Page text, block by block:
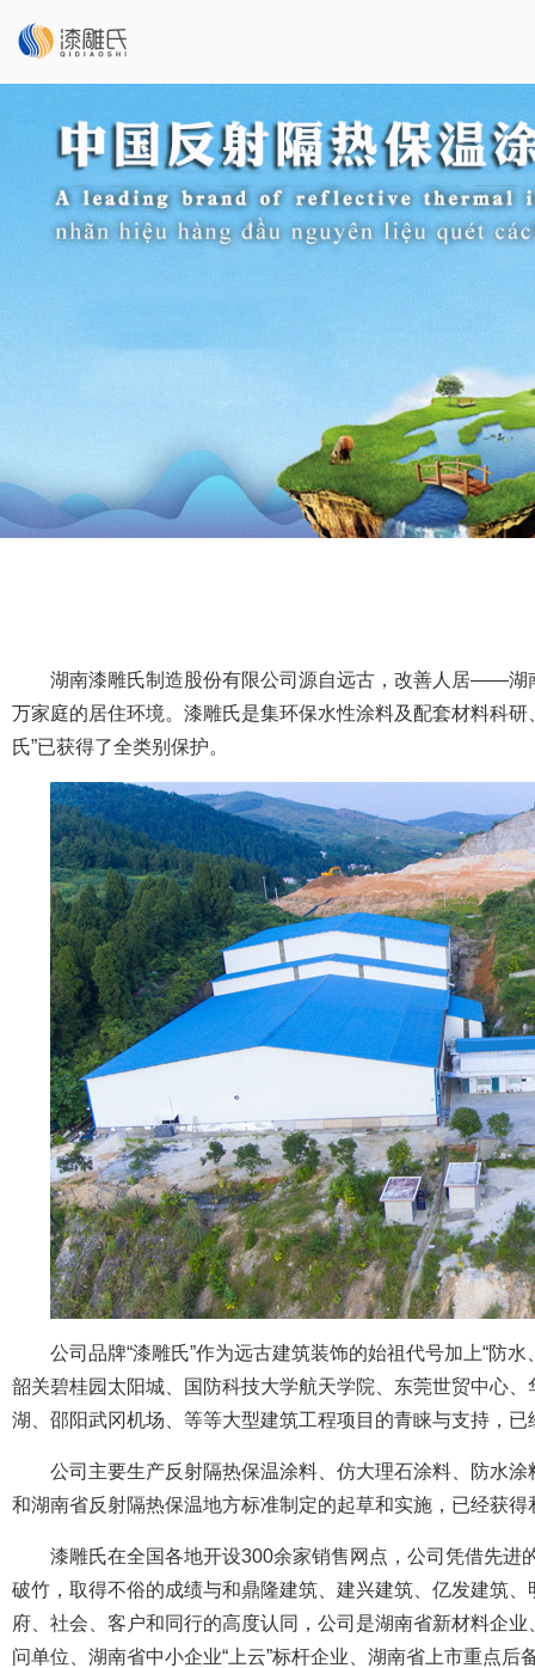
湖南漆雕氏制造股份有限公司源自远古，改善人居——湖
万家庭的居住环境。漆雕氏是集环保水性涂料及配套材料科
氏”已获得了全类别保护。
公司品牌“漆雕氏”作为远古建筑装饰的始祖代号加上“防
韶关碧桂园太阳城、国防科技大学航天学院、东莞世贸中心
湖、邵阳武冈机场、等等大型建筑工程项目的青睐与支持，
公司主要生产反射隔热保温涂料、仿大理石涂料、防水
和湖南省反射隔热保温地方标准制定的起草和实施，已经获
漆雕氏在全国各地开设300余家销售网点，公司凭借先
破竹，取得不俗的成绩与和鼎隆建筑、建兴建筑、亿发建筑
府、社会、客户和同行的高度认同，公司是湖南省新材料企
问单位、湖南省中小企业“上云”标杆企业、湖南省上市重点后